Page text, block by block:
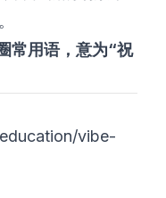
常用语，意为“祝
vibe-